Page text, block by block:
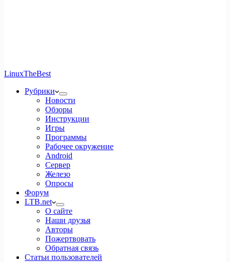
LinuxTheBest
Рубрики
Новости
Обзоры
Инструкции
Игры
Программы
Рабочее окружение
Android
Сервер
Железо
Опросы
Форум
LTB.net
О сайте
Наши друзья
Авторы
Пожертвовать
Обратная связь
Статьи пользователей